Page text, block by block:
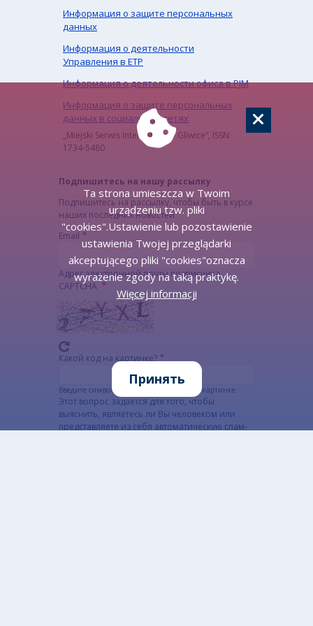
Информация о защите персональных
данных
Информация о деятельности
Управления в ЕТР
Информация о деятельности офиса в PJM
Информация о защите персональных
данных в социальных сетях
„Miejski Serwis Internetowy – Gliwice”, ISSN:
1734-5480
Подпишитесь на нашу рассылку
Подпишитесь на рассылку, чтобы быть в курсе
наших последних новостей
Email
Адрес электронной почты подписчика.
CAPTCHA
Какой код на картинке?
Введите символы, которые показаны на картинке.
Этот вопрос задается для того, чтобы
выяснить, являетесь ли Вы человеком или
представляете из себя автоматическую спам-
Ta strona umieszcza w Twoim
urządzeniu tzw. pliki
"cookies".Ustawienie lub pozostawienie
ustawienia Twojej przeglądarki
akceptującego pliki "cookies"oznacza
wyrażenie zgody na taką praktykę.
Więcej informacji
Принять